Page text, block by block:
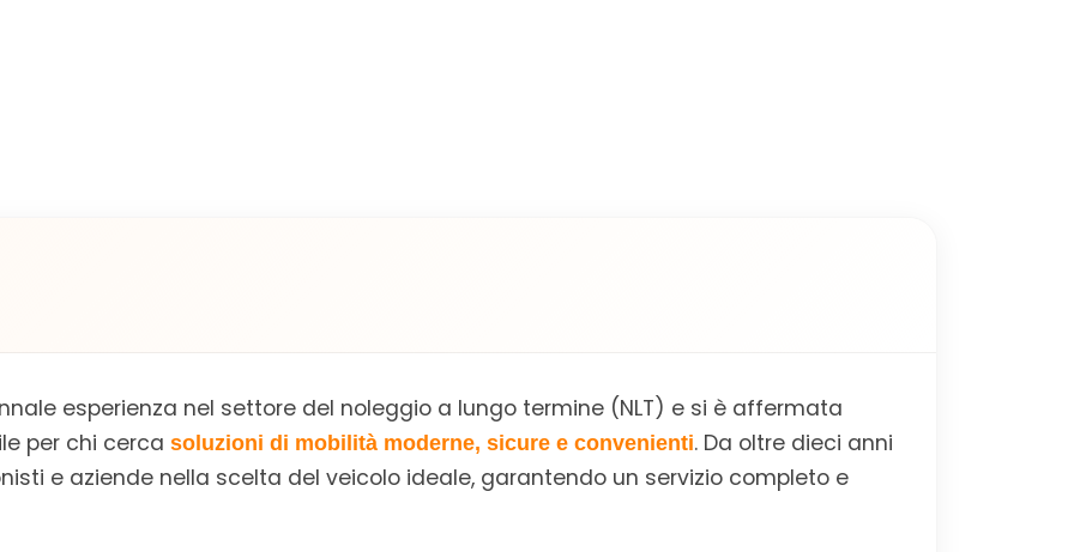
esperienza nel settore del noleggio a lungo termine (NLT) e si è affermata
per chi cerca soluzioni di mobilità moderne, sicure e convenienti. Da oltre dieci anni
e aziende nella scelta del veicolo ideale, garantendo un servizio completo e